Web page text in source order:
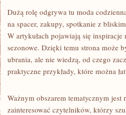
Dużą rolę odgrywa tu moda
na spacer, zakupy, spotkanie z
W artykułach pojawiają się
sezonowe. Dzięki temu strona może
ubrania, ale nie wiedzą, od czego
praktyczne przykłady, które można
Ważnym obszarem tematycznym jest
zainteresować czytelników, którzy